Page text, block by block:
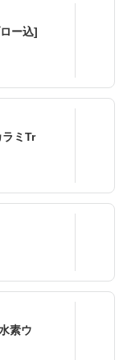
ー込]
ミTr
素ウ